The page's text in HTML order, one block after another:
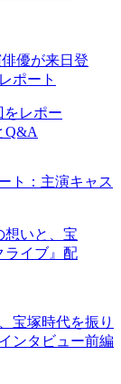
優が来日登
ポート
ト：主演キャス
宝塚時代を振り
ンタビュー前編